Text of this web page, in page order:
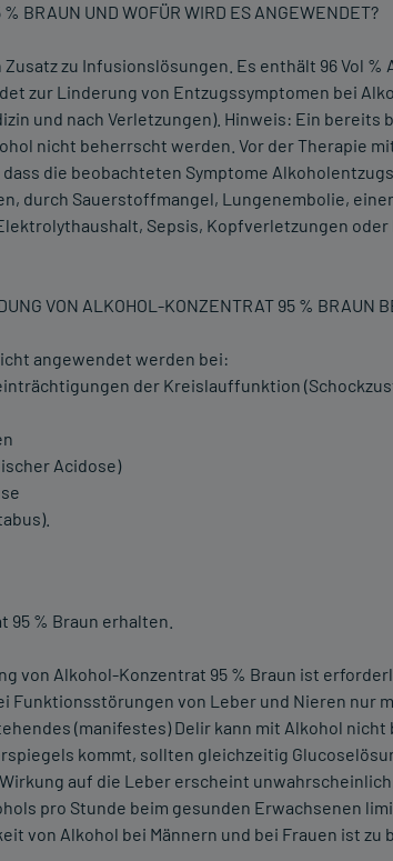
BRAUN UND WOFÜR WIRD ES ANGEWENDET?
zu Infusionslösungen. Es enthält 96 Vol %
zur Linderung von Entzugssymptomen bei
und nach Verletzungen). Hinweis: Ein bereits
nicht beherrscht werden. Vor der Therapie
die beobachteten Symptome
durch Sauerstoffmangel, Lungenembolie,
Sepsis, Kopfverletzungen oder
VON ALKOHOL-KONZENTRAT 95 % BRAUN
angewendet werden bei:
der Kreislauffunktion
Acidose)
% Braun erhalten.
von Alkohol-Konzentrat 95 % Braun ist
Funktionsstörungen von Leber und Nieren nur
(manifestes) Delir kann mit Alkohol nicht
kommt, sollten gleichzeitig
auf die Leber erscheint
pro Stunde beim gesunden Erwachsenen
von Alkohol bei Männern und bei Frauen ist zu